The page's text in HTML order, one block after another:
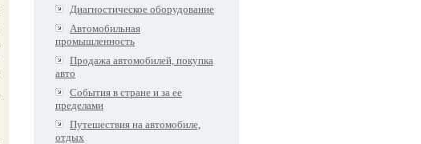
Диагностическое оборудование
Автомобильная
промышленность
Продажа автомобилей, покупка
авто
События в стране и за ее
пределами
Путешествия на автомобиле,
отдых